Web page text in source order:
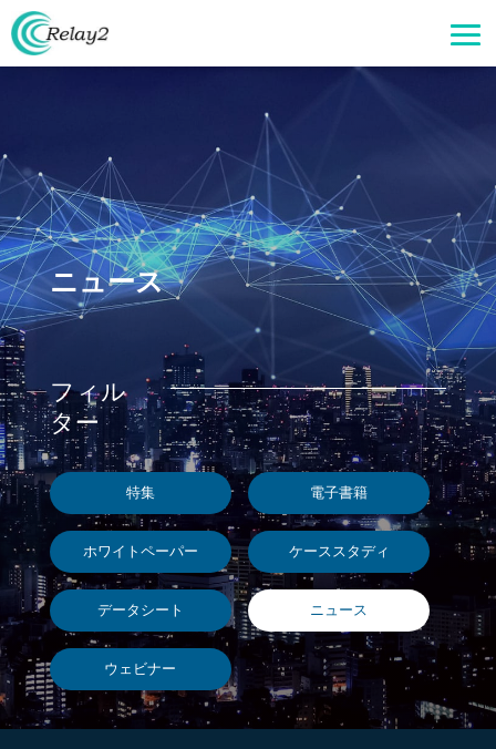
ニュース
フィル
ター
特集 電子書籍
ホワイトペーパー ケーススタディ
データシート ニュース
ウェビナー